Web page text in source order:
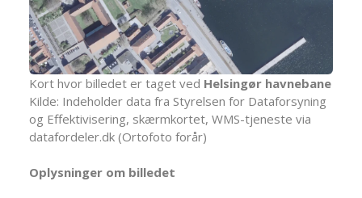
Kort hvor billedet er taget ved Helsingør havnebane
Kilde: Indeholder data fra Styrelsen for Dataforsyning
og Effektivisering, skærmkortet, WMS-tjeneste via
datafordeler.dk (Ortofoto forår)
Oplysninger om billedet